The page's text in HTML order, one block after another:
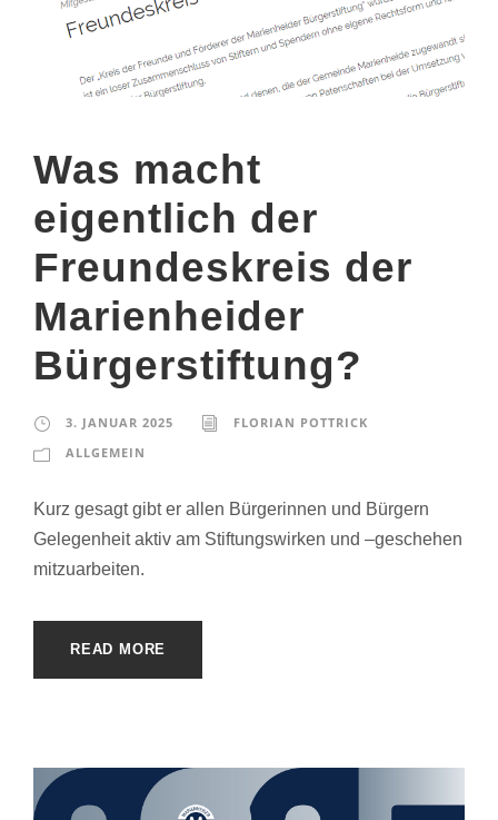
Was macht
eigentlich der
Freundeskreis der
Marienheider
Bürgerstiftung?
3. JANUAR 2025
FLORIAN POTTRICK
ALLGEMEIN
Kurz gesagt gibt er allen Bürgerinnen und Bürgern
Gelegenheit aktiv am Stiftungswirken und –geschehen
mitzuarbeiten.
READ MORE